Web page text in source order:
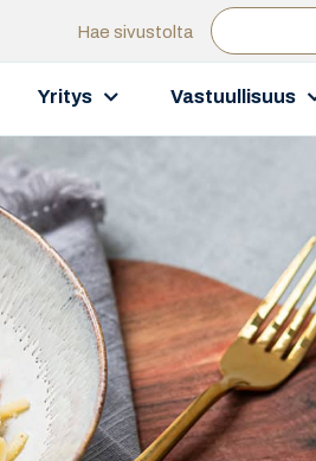
Hae sivustolta
Yritys Vastuullisuus